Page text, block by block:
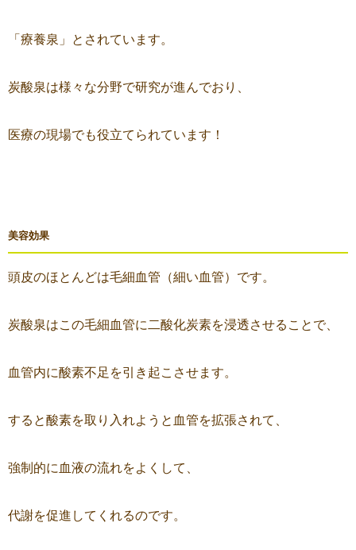
「療養泉」とされています。
炭酸泉は様々な分野で研究が進んでおり、
医療の現場でも役立てられています！
美容効果
頭皮のほとんどは毛細血管（細い血管）です。
炭酸泉はこの毛細血管に二酸化炭素を浸透させることで、
血管内に酸素不足を引き起こさせます。
すると酸素を取り入れようと血管を拡張されて、
強制的に血液の流れをよくして、
代謝を促進してくれるのです。